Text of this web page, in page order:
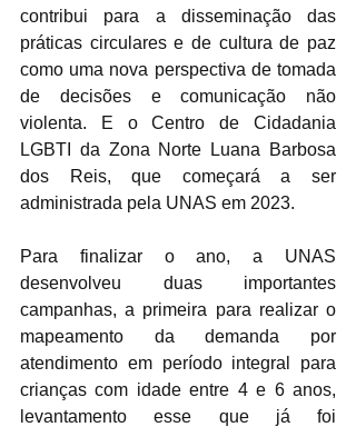
contribui para a disseminação das
práticas circulares e de cultura de paz
como uma nova perspectiva de tomada
de decisões e comunicação não
violenta. E o Centro de Cidadania
LGBTI da Zona Norte Luana Barbosa
dos Reis, que começará a ser
administrada pela UNAS em 2023.
Para finalizar o ano, a UNAS
desenvolveu duas importantes
campanhas, a primeira para realizar o
mapeamento da demanda por
atendimento em período integral para
crianças com idade entre 4 e 6 anos,
levantamento esse que já foi